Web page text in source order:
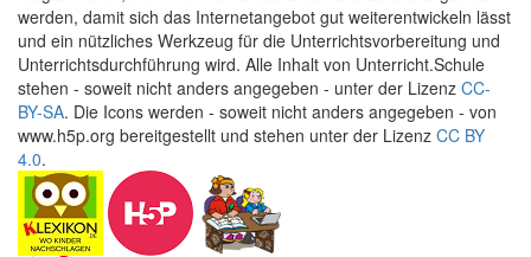
werden, damit sich das Internetangebot gut weiterentwickeln lässt
und ein nützliches Werkzeug für die Unterrichtsvorbereitung und
Unterrichtsdurchführung wird. Alle Inhalt von Unterricht.Schule
stehen - soweit nicht anders angegeben - unter der Lizenz CC-
BY-SA. Die Icons werden - soweit nicht anders angegeben - von
www.h5p.org bereitgestellt und stehen unter der Lizenz CC BY
4.0.